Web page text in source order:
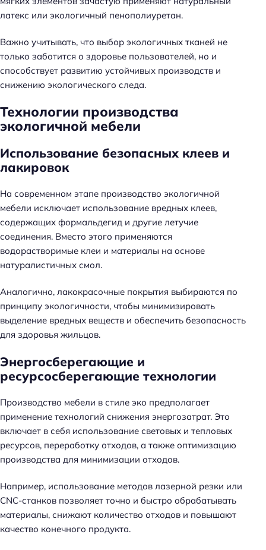
латекс или экологичный пенополиуретан.
Важно учитывать, что выбор экологичных тканей не
только заботится о здоровье пользователей, но и
способствует развитию устойчивых производств и
снижению экологического следа.
Технологии производства
экологичной мебели
Использование безопасных клеев и
лакировок
На современном этапе производство экологичной
мебели исключает использование вредных клеев,
содержащих формальдегид и другие летучие
соединения. Вместо этого применяются
водорастворимые клеи и материалы на основе
натуралистичных смол.
Аналогично, лакокрасочные покрытия выбираются по
принципу экологичности, чтобы минимизировать
выделение вредных веществ и обеспечить безопасность
для здоровья жильцов.
Энергосберегающие и
ресурсосберегающие технологии
Производство мебели в стиле эко предполагает
применение технологий снижения энергозатрат. Это
включает в себя использование световых и тепловых
ресурсов, переработку отходов, а также оптимизацию
производства для минимизации отходов.
Например, использование методов лазерной резки или
CNC-станков позволяет точно и быстро обрабатывать
материалы, снижают количество отходов и повышают
качество конечного продукта.